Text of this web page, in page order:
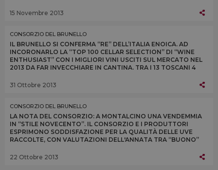
15 Novembre 2013
CONSORZIO DEL BRUNELLO
IL BRUNELLO SI CONFERMA “RE” DELL’ITALIA ENOICA. AD
INCORONARLO LA “TOP 100 CELLAR SELECTION” DI “WINE
ENTHUSIAST” CON I MIGLIORI VINI USCITI SUL MERCATO NEL
2013 DA FAR INVECCHIARE IN CANTINA. TRA I 13 TOSCANI 4
31 Ottobre 2013
CONSORZIO DEL BRUNELLO
LA NOTA DEL CONSORZIO: A MONTALCINO UNA VENDEMMIA
IN “STILE NOVECENTO”. IL CONSORZIO E I PRODUTTORI
ESPRIMONO SODDISFAZIONE PER LA QUALITÀ DELLE UVE
RACCOLTE, CON VALUTAZIONI DELL'ANNATA TRA “BUONO”
22 Ottobre 2013